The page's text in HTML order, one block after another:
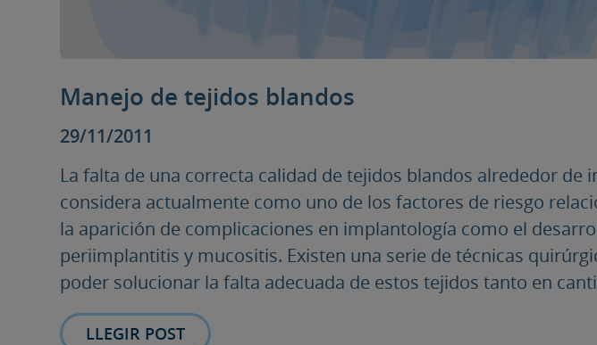
Manejo de tejidos blandos
29/11/2011
La falta de una correcta calidad de tejidos blandos alrededor de
considera actualmente como uno de los factores de riesgo
la aparición de complicaciones en implantología como el
periimplantitis y mucositis. Existen una serie de técnicas
poder solucionar la falta adecuada de estos tejidos tanto en
LLEGIR POST